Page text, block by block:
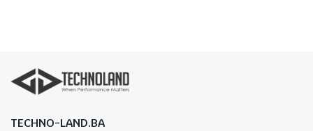
TECHNO-LAND.BA